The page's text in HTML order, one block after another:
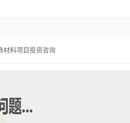
材料项目投资咨询